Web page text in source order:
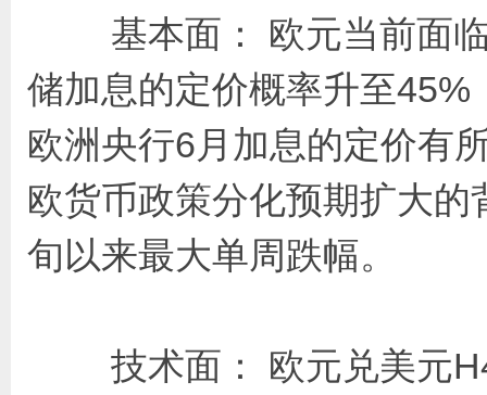
基本面： 欧元当前面临
储加息的定价概率升至
欧洲央行6月加息的定价有
欧货币政策分化预期扩大
旬以来最大单周跌幅。
技术面： 欧元兑美元H4